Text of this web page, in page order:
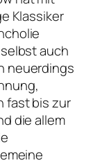
Klassiker
auch
neuerdings
fast bis zur
die allem